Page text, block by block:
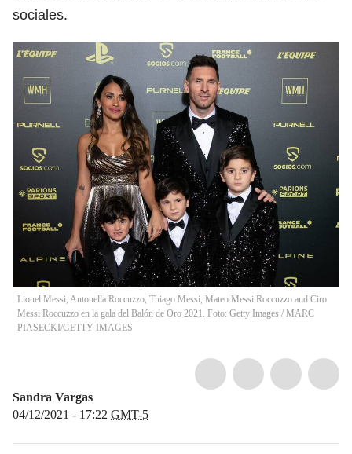
sociales.
Lionel Messi, Antonella Roccuzzo, Thiago Messi, Mateo Messi Roccuzzo and Ciro
Messi Roccuzzo en la gala del Balón de Oro 2021. Foto: Getty Images / MARC
PIASECKI/GETTY IMAGES
Sandra Vargas
04/12/2021 - 17:22 GMT-5